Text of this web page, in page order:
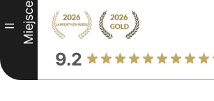
II Miejsce
9.2